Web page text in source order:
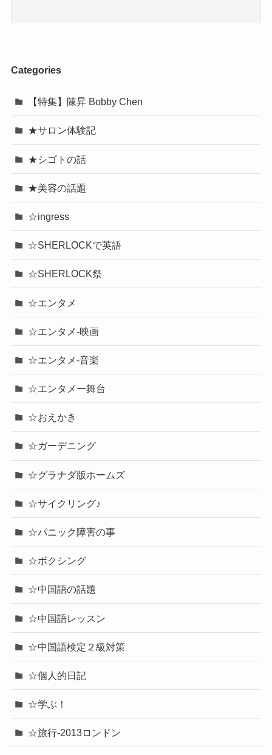
Categories
【特集】陳昇 Bobby Chen
★サロン体験記
★シゴトの話
★美容の話題
☆ingress
☆SHERLOCKで英語
☆SHERLOCK祭
☆エンタメ
☆エンタメ-映画
☆エンタメ-音楽
☆エンタメー舞台
☆おえかき
☆ガーデニング
☆グラナダ版ホームズ
☆サイクリング♪
☆パニック障害の事
☆ボクシング
☆中国語の話題
☆中国語レッスン
☆中国語検定２級対策
☆個人的日記
☆学ぶ！
☆旅行-2013ロンドン